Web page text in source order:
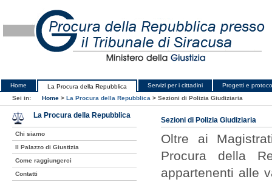
Home La Procura della Repubblica Servizi per i cittadini
Progetti e
Sei in:
Home > La Procura della Repubblica > Sezioni di Polizia Giudiziaria
Sezioni di Polizia Giudiziaria
Oltre ai
Procura della
appartenenti alle
La Procura della Repubblica
Chi siamo
Il Palazzo di Giustizia
Come raggiungerci
Contatti